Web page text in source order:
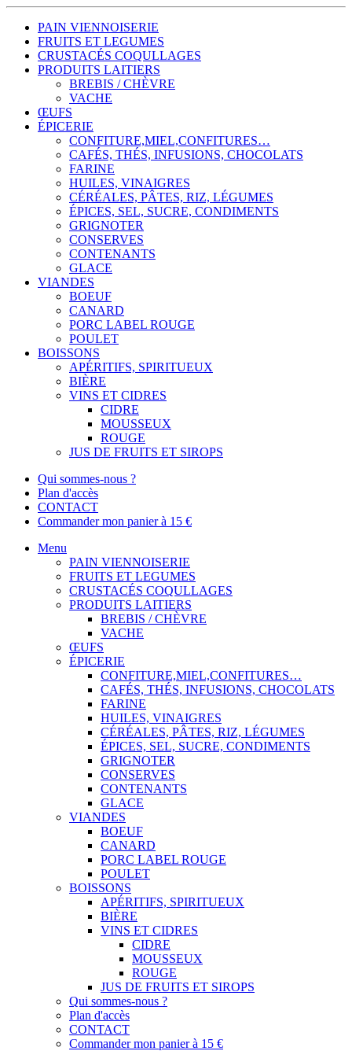
PAIN VIENNOISERIE
FRUITS ET LEGUMES
CRUSTACÉS COQULLAGES
PRODUITS LAITIERS
BREBIS / CHÈVRE
VACHE
ŒUFS
ÉPICERIE
CONFITURE,MIEL,CONFITURES…
CAFÉS, THÉS, INFUSIONS, CHOCOLATS
FARINE
HUILES, VINAIGRES
CÉRÉALES, PÂTES, RIZ, LÉGUMES
ÉPICES, SEL, SUCRE, CONDIMENTS
GRIGNOTER
CONSERVES
CONTENANTS
GLACE
VIANDES
BOEUF
CANARD
PORC LABEL ROUGE
POULET
BOISSONS
APÉRITIFS, SPIRITUEUX
BIÈRE
VINS ET CIDRES
CIDRE
MOUSSEUX
ROUGE
JUS DE FRUITS ET SIROPS
Qui sommes-nous ?
Plan d'accès
CONTACT
Commander mon panier à 15 €
Menu
PAIN VIENNOISERIE
FRUITS ET LEGUMES
CRUSTACÉS COQULLAGES
PRODUITS LAITIERS
BREBIS / CHÈVRE
VACHE
ŒUFS
ÉPICERIE
CONFITURE,MIEL,CONFITURES…
CAFÉS, THÉS, INFUSIONS, CHOCOLATS
FARINE
HUILES, VINAIGRES
CÉRÉALES, PÂTES, RIZ, LÉGUMES
ÉPICES, SEL, SUCRE, CONDIMENTS
GRIGNOTER
CONSERVES
CONTENANTS
GLACE
VIANDES
BOEUF
CANARD
PORC LABEL ROUGE
POULET
BOISSONS
APÉRITIFS, SPIRITUEUX
BIÈRE
VINS ET CIDRES
CIDRE
MOUSSEUX
ROUGE
JUS DE FRUITS ET SIROPS
Qui sommes-nous ?
Plan d'accès
CONTACT
Commander mon panier à 15 €